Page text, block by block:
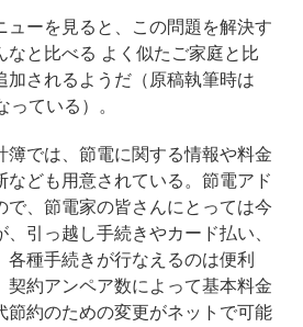
ーを見ると、この問題を解決す
なと比べる よく似たご家庭と比
加されるようだ（原稿執筆時は
っている）。
では、節電に関する情報や料金
なども用意されている。節電アド
で、節電家の皆さんにとっては今
引っ越し手続きやカード払い、
各種手続きが行なえるのは便利
契約アンペア数によって基本料金
節約のための変更がネットで可能